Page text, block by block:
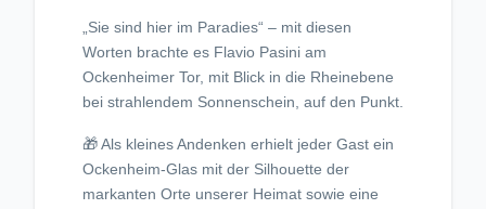
„Sie sind hier im Paradies“ – mit diesen
Worten brachte es Flavio Pasini am
Ockenheimer Tor, mit Blick in die Rheinebene
bei strahlendem Sonnenschein, auf den Punkt.
🎁 Als kleines Andenken erhielt jeder Gast ein
Ockenheim-Glas mit der Silhouette der
markanten Orte unserer Heimat sowie eine